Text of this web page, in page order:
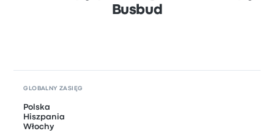
Busbud
GLOBALNY ZASIĘG
Polska
Hiszpania
Włochy